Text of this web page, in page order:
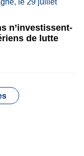
n’investissent-
de lutte